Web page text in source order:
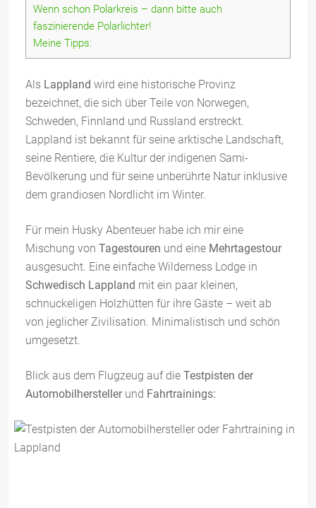
Wenn schon Polarkreis – dann bitte auch
faszinierende Polarlichter!
Meine Tipps:
Als Lappland wird eine historische Provinz
bezeichnet, die sich über Teile von Norwegen,
Schweden, Finnland und Russland erstreckt.
Lappland ist bekannt für seine arktische Landschaft,
seine Rentiere, die Kultur der indigenen Sami-
Bevölkerung und für seine unberührte Natur inklusive
dem grandiosen Nordlicht im Winter.
Für mein Husky Abenteuer habe ich mir eine
Mischung von Tagestouren und eine Mehrtagestour
ausgesucht. Eine einfache Wilderness Lodge in
Schwedisch Lappland mit ein paar kleinen,
schnuckeligen Holzhütten für ihre Gäste – weit ab
von jeglicher Zivilisation. Minimalistisch und schön
umgesetzt.
Blick aus dem Flugzeug auf die Testpisten der
Automobilhersteller und Fahrtrainings: